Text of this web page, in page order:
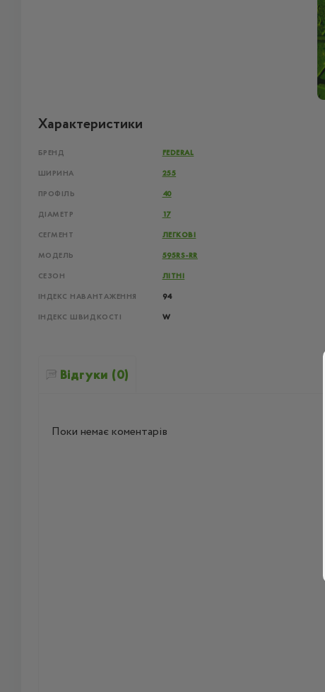
Характеристики
БРЕНД FEDERAL
ШИРИНА 255
ПРОФІЛЬ 40
ДІАМЕТР 17
СЕГМЕНТ ЛЕГКОВІ
МОДЕЛЬ 595RS-RR
СЕЗОН ЛІТНІ
ІНДЕКС НАВАНТАЖЕННЯ 94
ІНДЕКС ШВИДКОСТІ W
Відгуки (0)
Поки немає коментарів